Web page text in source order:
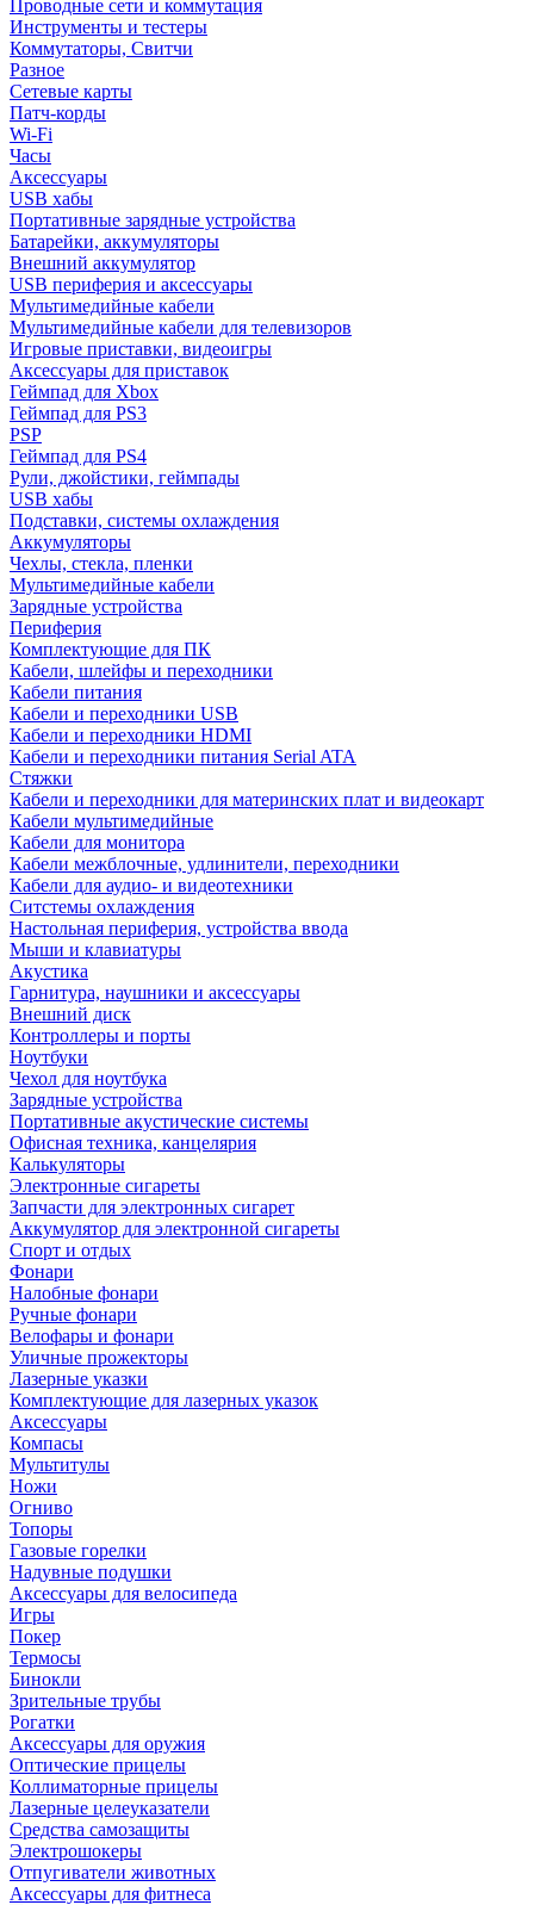
Проводные сети и коммутация
Инструменты и тестеры
Коммутаторы, Свитчи
Разное
Сетевые карты
Патч-корды
Wi-Fi
Часы
Аксессуары
USB хабы
Портативные зарядные устройства
Батарейки, аккумуляторы
Внешний аккумулятор
USB периферия и аксессуары
Мультимедийные кабели
Мультимедийные кабели для телевизоров
Игровые приставки, видеоигры
Аксессуары для приставок
Геймпад для Xbox
Геймпад для PS3
PSP
Геймпад для PS4
Рули, джойстики, геймпады
USB хабы
Подставки, системы охлаждения
Аккумуляторы
Чехлы, стекла, пленки
Мультимедийные кабели
Зарядные устройства
Периферия
Комплектующие для ПК
Кабели, шлейфы и переходники
Кабели питания
Кабели и переходники USB
Кабели и переходники HDMI
Кабели и переходники питания Serial ATA
Стяжки
Кабели и переходники для материнских плат и видеокарт
Кабели мультимедийные
Кабели для монитора
Кабели межблочные, удлинители, переходники
Кабели для аудио- и видеотехники
Ситстемы охлаждения
Настольная периферия, устройства ввода
Мыши и клавиатуры
Акустика
Гарнитура, наушники и аксессуары
Внешний диск
Контроллеры и порты
Ноутбуки
Чехол для ноутбука
Зарядные устройства
Портативные акустические системы
Офисная техника, канцелярия
Калькуляторы
Электронные сигареты
Запчасти для электронных сигарет
Аккумулятор для электронной сигареты
Спорт и отдых
Фонари
Налобные фонари
Ручные фонари
Велофары и фонари
Уличные прожекторы
Лазерные указки
Комплектующие для лазерных указок
Аксессуары
Компасы
Мультитулы
Ножи
Огниво
Топоры
Газовые горелки
Надувные подушки
Аксессуары для велосипеда
Игры
Покер
Термосы
Бинокли
Зрительные трубы
Рогатки
Аксессуары для оружия
Оптические прицелы
Коллиматорные прицелы
Лазерные целеуказатели
Средства самозащиты
Электрошокеры
Отпугиватели животных
Аксессуары для фитнеса